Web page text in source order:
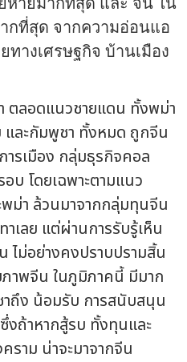
หายมากที่สุด และ จีน ใน
กที่สุด จากความอ่อนแอ
ทางเศรษฐกิจ บ้านเมือง
ตลอดแนวชายแดน ทั้งพม่า
และกัมพูชา ทั้งหมด ถูกจีน
รเมือง กลุ่มธุรกิจคอล
บ โดยเฉพาะตามแนว
ม่า ล้วนมาจากกลุ่มทุนจีน
าเลย แต่ผ่านการรับรู้เห็น
ไม่อย่างคงปราบปรามสิ้น
ภาพจีน ในภูมิภาคนี้ มีมาก
าถึง น้อมรับ การสนับสนุน
งถ้าหากสู้รบ ทั้งทุนและ
ราม น่าจะมาจากจีน